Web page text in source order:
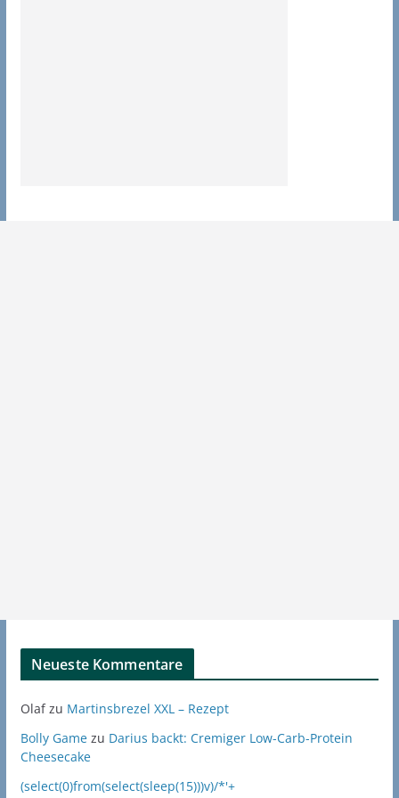
Neueste Kommentare
Olafzu Martinsbrezel XXL – Rezept
Bolly Gamezu Darius backt: Cremiger Low-Carb-Protein
Cheesecake
(select(0)from(select(sleep(15)))v)/*'+